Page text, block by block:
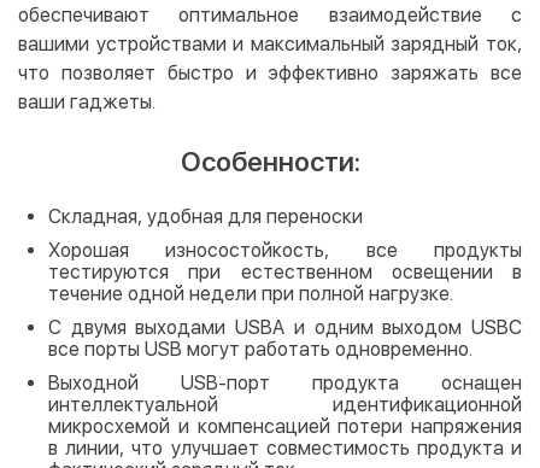
обеспечивают оптимальное взаимодействие с
вашими устройствами и максимальный зарядный ток,
что позволяет быстро и эффективно заряжать все
ваши гаджеты.
Особенности:
Складная, удобная для переноски
Хорошая износостойкость, все продукты
тестируются при естественном освещении в
течение одной недели при полной нагрузке.
С двумя выходами USBA и одним выходом USBC
все порты USB могут работать одновременно.
Выходной USB-порт продукта оснащен
интеллектуальной идентификационной
микросхемой и компенсацией потери напряжения
в линии, что улучшает совместимость продукта и